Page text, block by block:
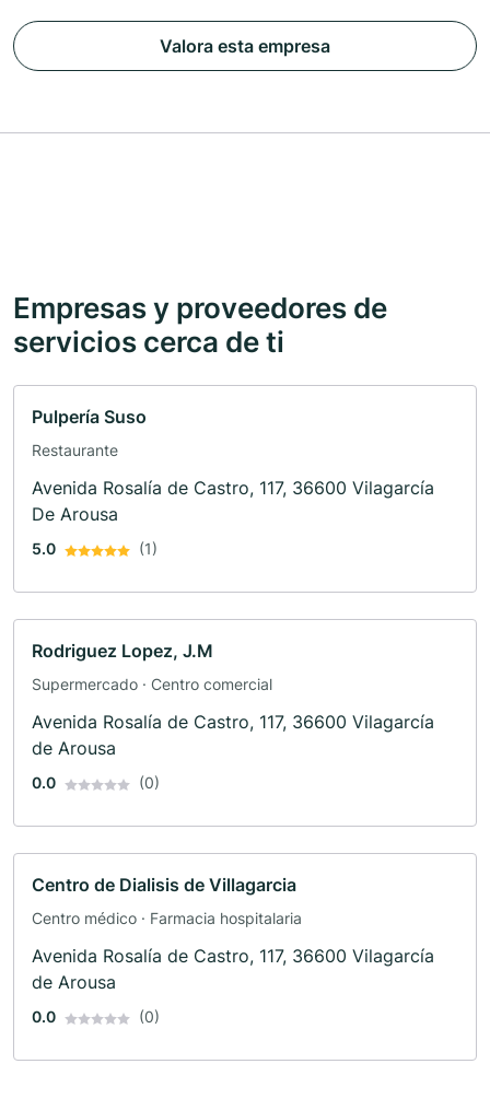
Valora esta empresa
Empresas y proveedores de
servicios cerca de ti
Pulpería Suso
Restaurante
Avenida Rosalía de Castro, 117, 36600 Vilagarcía
De Arousa
5.0 (1)
Rodriguez Lopez, J.M
Supermercado · Centro comercial
Avenida Rosalía de Castro, 117, 36600 Vilagarcía
de Arousa
0.0 (0)
Centro de Dialisis de Villagarcia
Centro médico · Farmacia hospitalaria
Avenida Rosalía de Castro, 117, 36600 Vilagarcía
de Arousa
0.0 (0)